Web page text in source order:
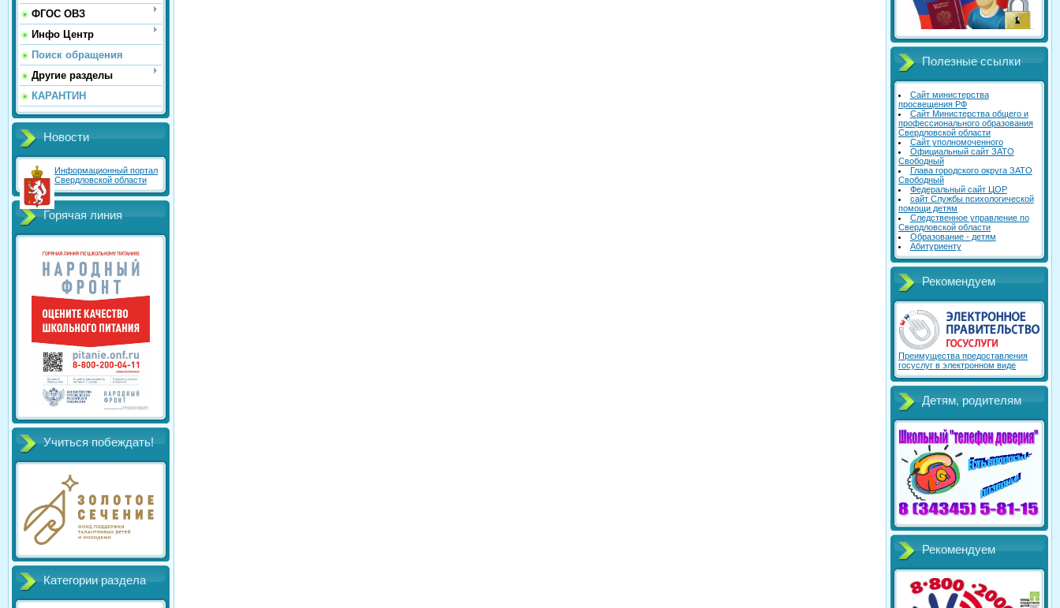
ФГОС ОВЗ
Инфо Центр
Поиск обращения
Другие разделы
КАРАНТИН
Новости
Информационный портал
Свердловской области
Горячая линия
Учиться побеждать!
Категории раздела
Полезные ссылки
Сайт министерства
просвещения РФ
Сайт Министерства общего и
профессионального образования
Свердловской области
Сайт уполномоченного
Официальный сайт ЗАТО
Свободный
Глава городского округа ЗАТО
Свободный
Федеральный сайт ЦОР
сайт Службы психологической
помощи детям
Следственное управление по
Свердловской области
Образование - детям
Абитуриенту
Рекомендуем
Преимущества предоставления
госуслуг в электронном виде
Детям, родителям
Рекомендуем